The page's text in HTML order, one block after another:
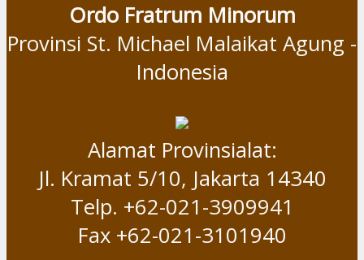
Ordo Fratrum Minorum
Provinsi St. Michael Malaikat Agung -
Indonesia
Alamat Provinsialat:
Jl. Kramat 5/10, Jakarta 14340
Telp. +62-021-3909941
Fax +62-021-3101940